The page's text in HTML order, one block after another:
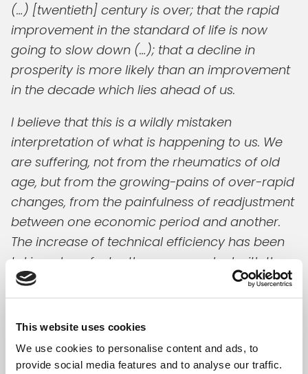
This website uses cookies
We use cookies to personalise content and ads, to
provide social media features and to analyse our traffic.
(…) [twentieth] century is over; that the rapid
improvement in the standard of life is now
going to slow down (…); that a decline in
prosperity is more likely than an improvement
in the decade which lies ahead of us.
I believe that this is a wildly mistaken
interpretation of what is happening to us. We
are suffering, not from the rheumatics of old
age, but from the growing-pains of over-rapid
changes, from the painfulness of readjustment
between one economic period and another.
The increase of technical efficiency has been
taking place faster than we can deal with the
problem of labour absorption; the
improvement in the standard of life has been a
little too quick; (…). »
Ces paragraphes sont tirés du texte«